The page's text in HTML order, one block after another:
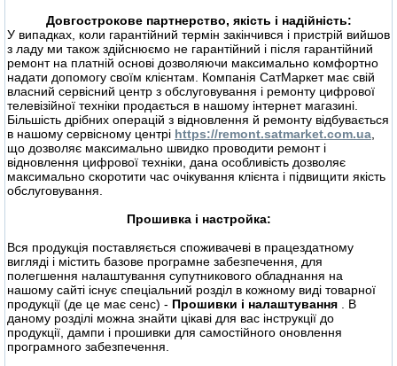
Довгострокове партнерство, якість і надійність:
У випадках, коли гарантійний термін закінчився і пристрій вийшов
з ладу ми також здійснюємо не гарантійний і після гарантійний
ремонт на платній основі дозволяючи максимально комфортно
надати допомогу своїм клієнтам. Компанія СатМаркет має свій
власний сервісний центр з обслуговування і ремонту цифрової
телевізійної техніки продається в нашому інтернет магазині.
Більшість дрібних операцій з відновлення й ремонту відбувається
в нашому сервісному центрі https://remont.satmarket.com.ua
що дозволяє максимально швидко проводити ремонт і
відновлення цифрової техніки, дана особливість дозволяє
максимально скоротити час очікування клієнта і підвищити якість
обслуговування.
Прошивка і настройка:
Вся продукція поставляється споживачеві в працездатному
вигляді і містить базове програмне забезпечення, для
полегшення налаштування супутникового обладнання на
нашому сайті існує спеціальний розділ в кожному виді товарної
продукції (де це має сенс) - Прошивки і налаштування
. В
даному розділі можна знайти цікаві для вас інструкції до
продукції, дампи і прошивки для самостійного оновлення
програмного забезпечення.